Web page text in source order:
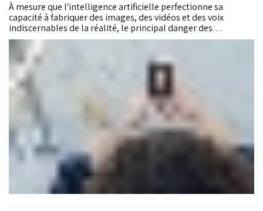
À mesure que l'intelligence artificielle perfectionne sa
capacité à fabriquer des images, des vidéos et des voix
indiscernables de la réalité, le principal danger des
deepfakes n'est plus seulement la diffusion de fausses
collective et l'installation d'un doute généralisé, y compris à
l'égard des contenus authentiques, ont averti les experts
réunis lors d'une rencontre organisée avec la participation du
Policy Center for the New South (PCNS).